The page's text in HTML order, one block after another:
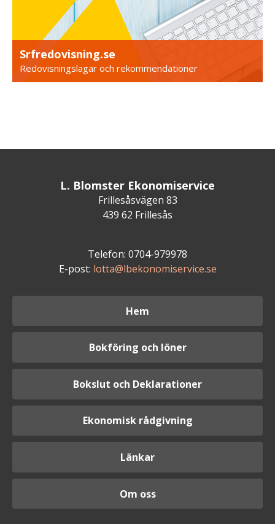
Srfredovisning.se
Redovisningslagar och rekommendationer
L. Blomster Ekonomiservice
Frillesåsvägen 83
439 62 Frillesås
Telefon: 0704-979978
E-post: lotta@lbekonomiservice.se
Hem
Bokföring och löner
Bokslut och Deklarationer
Ekonomisk rådgivning
Länkar
Om oss